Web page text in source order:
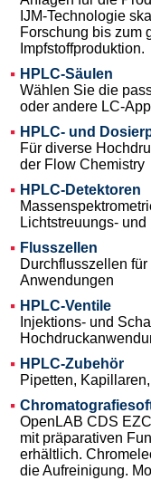
IJM-Technologie
Forschung bis zum
Impfstoffproduktion.
HPLC-Säulen
Wählen Sie die
oder andere LC-
HPLC- und
Für diverse
der Flow Chemistry
HPLC-Detektoren
Lichtstreuungs-
Flusszellen
Durchflusszellen
Anwendungen
HPLC-Ventile
Injektions- und
HPLC-Zubehör
Pipetten,
OpenLAB CDS
mit präparativen
erhältlich.
die Aufreinigung.